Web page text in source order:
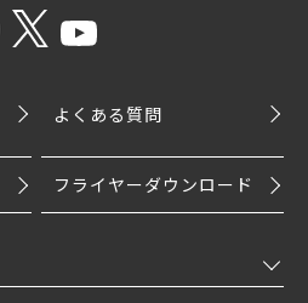
よくある質問
フライヤーダウンロード